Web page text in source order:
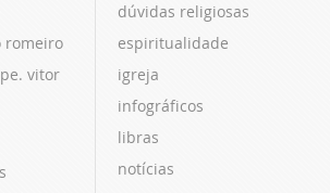
romeiro
vitor
dúvidas religiosas
espiritualidade
igreja
infográficos
libras
notícias